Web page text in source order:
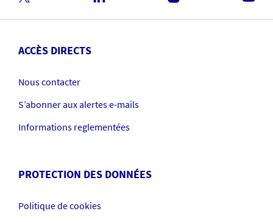
ACCÈS DIRECTS
Nous contacter
S’abonner aux alertes e-mails
Informations reglementées
PROTECTION DES DONNÉES
Politique de cookies